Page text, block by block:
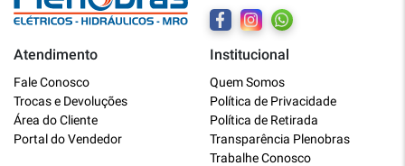
Atendimento
Fale Conosco
Trocas e Devoluções
Área do Cliente
Portal do Vendedor
Institucional
Quem Somos
Política de Privacidade
Política de Retirada
Transparência Plenobras
Trabalhe Conosco
Online
Bem vindo a Plenobras! Aqui você
encontra toda a linha de materiais